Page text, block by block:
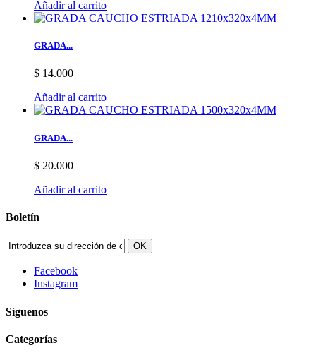
Añadir al carrito
GRADA...
$ 14.000
Añadir al carrito
GRADA...
$ 20.000
Añadir al carrito
Boletín
OK
Facebook
Instagram
Síguenos
Categorías